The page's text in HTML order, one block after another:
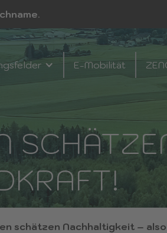
.
E-Mobilität
schätzen Nachhaltigkeit –